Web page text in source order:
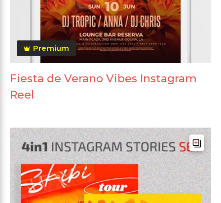
Premium
Fiesta de Verano Vibes Instagram
Reel